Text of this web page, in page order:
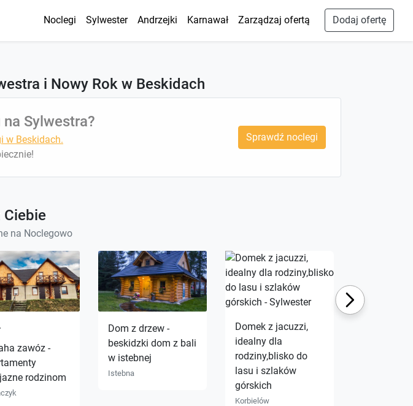
Noclegi Sylwester Andrzejki Karnawał Zarządzaj ofertą Dodaj ofertę
i Nowy Rok w Beskidach
Sylwestra?
w Beskidach.
Sprawdź noclegi
Ciebie
na Noclegowo
zawóz -
rodzinom
Dom z drzew -
beskidzki dom z bali
w istebnej
Istebna
Domek z jacuzzi,
idealny dla
rodziny,blisko do
lasu i szlaków
górskich
Korbielów
Next